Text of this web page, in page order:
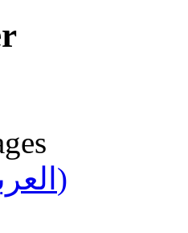
Arabic (العربية)